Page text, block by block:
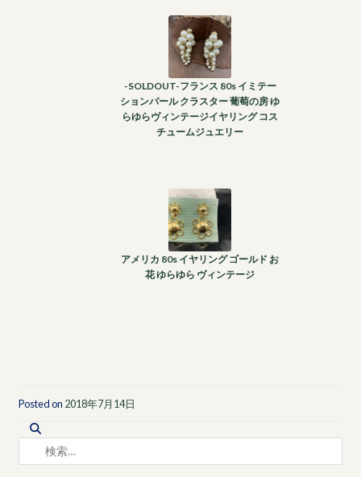
-SOLDOUT-フランス 80s イミテー
ションパール クラスター 葡萄の房 ゆ
らゆらヴィンテージイヤリング コス
チュームジュエリー
アメリカ 80s イヤリング ゴールド お
花 ゆらゆら ヴィンテージ
Posted on 2018年7月14日
索: